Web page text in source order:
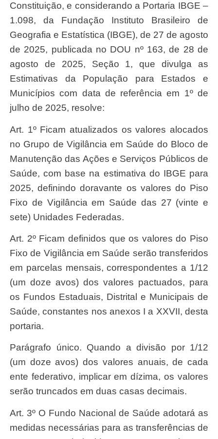
Constituição, e considerando a Portaria IBGE –
1.098, da Fundação Instituto Brasileiro de
Geografia e Estatística (IBGE), de 27 de agosto
de 2025, publicada no DOU nº 163, de 28 de
agosto de 2025, Seção 1, que divulga as
Estimativas da População para Estados e
Municípios com data de referência em 1º de
julho de 2025, resolve:
Art. 1º Ficam atualizados os valores alocados
no Grupo de Vigilância em Saúde do Bloco de
Manutenção das Ações e Serviços Públicos de
Saúde, com base na estimativa do IBGE para
2025, definindo doravante os valores do Piso
Fixo de Vigilância em Saúde das 27 (vinte e
sete) Unidades Federadas.
Art. 2º Ficam definidos que os valores do Piso
Fixo de Vigilância em Saúde serão transferidos
em parcelas mensais, correspondentes a 1/12
(um doze avos) dos valores pactuados, para
os Fundos Estaduais, Distrital e Municipais de
Saúde, constantes nos anexos I a XXVII, desta
portaria.
Parágrafo único. Quando a divisão por 1/12
(um doze avos) dos valores anuais, de cada
ente federativo, implicar em dízima, os valores
serão truncados em duas casas decimais.
Art. 3º O Fundo Nacional de Saúde adotará as
medidas necessárias para as transferências de